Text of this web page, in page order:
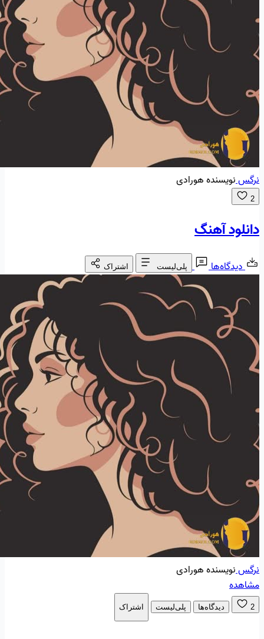
نرگسنویسنده هورادی
2
دانلود آهنگ
دیدگاه‌ها پلی‌لیست اشتراک
نرگسنویسنده هورادی
مشاهده
2 دیدگاه‌ها پلی‌لیست اشتراک